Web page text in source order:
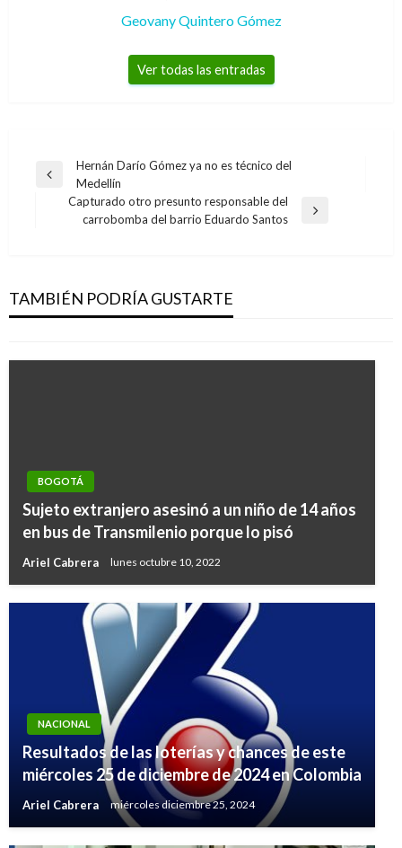
Geovany Quintero Gómez
Ver todas las entradas
Navegación
entradas
Entrada
anterior
Hernán Darío Gómez ya no es técnico del
Medellín
Entrada
Capturado otro presunto responsable del
carrobomba del barrio Eduardo Santos
TAMBIÉN PODRÍA GUSTARTE
trabajar para el Estado
Iván Briceño viernes enero 10, 2020
BOGOTÁ
Sujeto extranjero asesinó a un niño de 14 años
en bus de Transmilenio porque lo pisó
Ariel Cabrera lunes octubre 10, 2022
NACIONAL
Resultados de las loterías y chances de este
miércoles 25 de diciembre de 2024 en Colombia
Ariel Cabrera miércoles diciembre 25, 2024